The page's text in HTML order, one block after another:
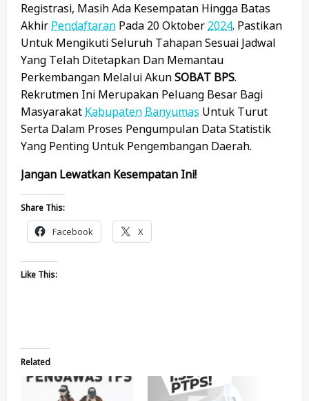
Registrasi, Masih Ada Kesempatan Hingga Batas
AkhirPendaftaran Pada 20 Oktober2024. Pastikan
Untuk Mengikuti Seluruh Tahapan Sesuai Jadwal
Yang Telah Ditetapkan Dan Memantau
Perkembangan Melalui AkunSOBAT BPS.
Rekrutmen Ini Merupakan Peluang Besar Bagi
MasyarakatKabupatenBanyumas Untuk Turut
Serta Dalam Proses Pengumpulan Data Statistik
Yang Penting Untuk Pengembangan Daerah.
Jangan Lewatkan Kesempatan Ini!
Share This:
Facebook X
Like This:
Related